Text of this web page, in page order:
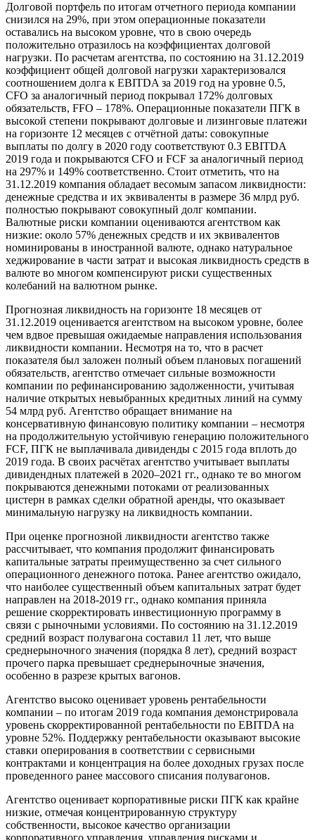
Долговой портфель по итогам отчетного периода компании
снизился на 29%, при этом операционные показатели
оставались на высоком уровне, что в свою очередь
положительно отразилось на коэффициентах долговой
нагрузки. По расчетам агентства, по состоянию на 31.12.2019
коэффициент общей долговой нагрузки характеризовался
соотношением долга к EBITDA за 2019 год на уровне 0.5,
CFO за аналогичный период покрывал 172% долговых
обязательств, FFO – 178%. Операционные показатели ПГК в
высокой степени покрывают долговые и лизинговые платежи
на горизонте 12 месяцев с отчётной даты: совокупные
выплаты по долгу в 2020 году соответствуют 0.3 EBITDA
2019 года и покрываются CFO и FCF за аналогичный период
на 297% и 149% соответственно. Стоит отметить, что на
31.12.2019 компания обладает весомым запасом ликвидности:
денежные средства и их эквиваленты в размере 36 млрд руб.
полностью покрывают совокупный долг компании.
Валютные риски компании оцениваются агентством как
низкие: около 57% денежных средств и их эквивалентов
номинированы в иностранной валюте, однако натуральное
хеджирование в части затрат и высокая ликвидность средств в
валюте во многом компенсируют риски существенных
колебаний на валютном рынке.
Прогнозная ликвидность на горизонте 18 месяцев от
31.12.2019 оценивается агентством на высоком уровне, более
чем вдвое превышая ожидаемые направления использования
ликвидности компании. Несмотря на то, что в расчет
показателя был заложен полный объем плановых погашений
обязательств, агентство отмечает сильные возможности
компании по рефинансированию задолженности, учитывая
наличие открытых невыбранных кредитных линий на сумму
54 млрд руб. Агентство обращает внимание на
консервативную финансовую политику компании – несмотря
на продолжительную устойчивую генерацию положительного
FCF, ПГК не выплачивала дивиденды с 2015 года вплоть до
2019 года. В своих расчётах агентство учитывает выплаты
дивидендных платежей в 2020–2021 гг., однако те во многом
покрываются денежными потоками от реализованных
цистерн в рамках сделки обратной аренды, что оказывает
минимальную нагрузку на ликвидность компании.
При оценке прогнозной ликвидности агентство также
рассчитывает, что компания продолжит финансировать
капитальные затраты преимущественно за счет сильного
операционного денежного потока. Ранее агентство ожидало,
что наиболее существенный объем капитальных затрат будет
направлен на 2018-2019 гг., однако компания приняла
решение скорректировать инвестиционную программу в
связи с рыночными условиями. По состоянию на 31.12.2019
средний возраст полувагона составил 11 лет, что выше
среднерыночного значения (порядка 8 лет), средний возраст
прочего парка превышает среднерыночные значения,
особенно в разрезе крытых вагонов.
Агентство высоко оценивает уровень рентабельности
компании – по итогам 2019 года компания демонстрировала
уровень скорректированной рентабельности по EBITDA на
уровне 52%. Поддержку рентабельности оказывают высокие
ставки оперирования в соответствии с сервисными
контрактами и концентрация на более доходных грузах после
проведенного ранее массового списания полувагонов.
Агентство оценивает корпоративные риски ПГК как крайне
низкие, отмечая концентрированную структуру
собственности, высокое качество организации